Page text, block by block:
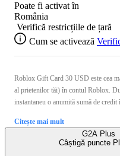
Poate fi activat în
România
Verifică restricțiile de țară
Cum se activează
Roblox Gift Card 30 USD este cea
al prietenilor tăi) în contul Roblox.
instantaneu o anumită sumă de credit
Citește mai mult
G2A Plus
Câștigă puncte